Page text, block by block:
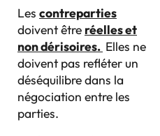
Les contreparties
doivent être réelles et
non dérisoires. Elles ne
doivent pas refléter un
déséquilibre dans la
négociation entre les
parties.